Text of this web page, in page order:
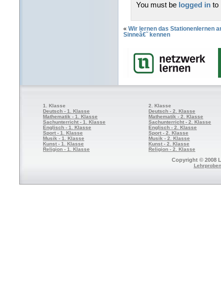
You must be logged in to
« Wir lernen das Stationenlernen
Sinneâ€˜ kennen
1. Klasse
Deutsch - 1. Klasse
Mathematik - 1. Klasse
Sachunterricht - 1. Klasse
Englisch - 1. Klasse
Sport - 1. Klasse
Musik - 1. Klasse
Kunst - 1. Klasse
Religion - 1. Klasse
2. Klasse
Deutsch - 2. Klasse
Mathematik - 2. Klasse
Sachunterricht - 2. Klasse
Englisch - 2. Klasse
Sport - 2. Klasse
Musik - 2. Klasse
Kunst - 2. Klasse
Religion - 2. Klasse
Copyright © 2008